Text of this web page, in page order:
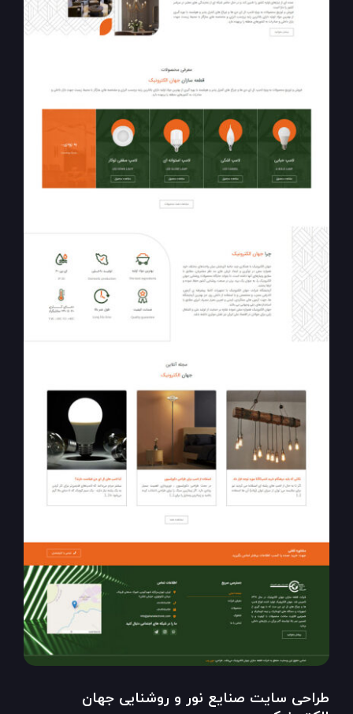
طراحی سایت صنایع نور و روشنایی جهان